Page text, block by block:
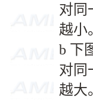
对同
越小
b 下
对同
越大